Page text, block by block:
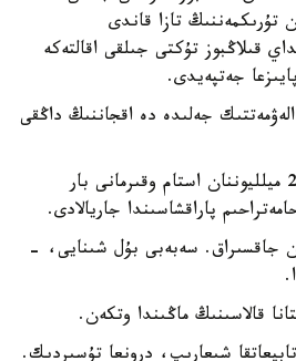
تۇرىكمەننىڭ تازا قاندى
قىلاڭبوز تۇكتى جىلقى اقالتەكە
جەلىدە دە اقجاننىڭ داڭقى
دالا توسىندەگى ۆيدەونى 2 ميلليوننان استام وقىرمانى بار
پاراقشاسىندا جاريالادى.
جاقسىراق. سەبەبى بۇل شىنايى، -
قالاسىنىڭ ماڭىندا وتكەن.